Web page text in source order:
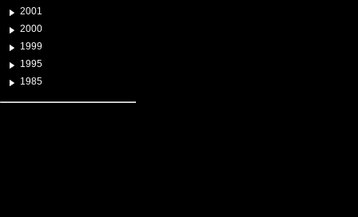
2001
2000
1999
1995
1985